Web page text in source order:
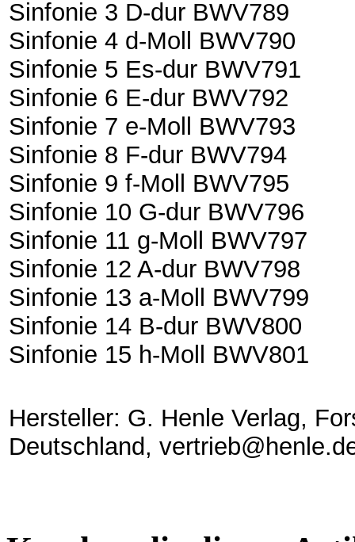
Sinfonie 3 D-dur BWV789
Sinfonie 4 d-Moll BWV790
Sinfonie 5 Es-dur BWV791
Sinfonie 6 E-dur BWV792
Sinfonie 7 e-Moll BWV793
Sinfonie 8 F-dur BWV794
Sinfonie 9 f-Moll BWV795
Sinfonie 10 G-dur BWV796
Sinfonie 11 g-Moll BWV797
Sinfonie 12 A-dur BWV798
Sinfonie 13 a-Moll BWV799
Sinfonie 14 B-dur BWV800
Sinfonie 15 h-Moll BWV801
Hersteller: G. Henle Verlag,
Deutschland,